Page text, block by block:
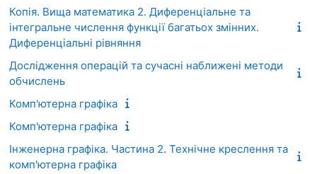
Копія. Вища математика 2. Диференціальне та
інтегральне числення функції багатьох змінних.
Диференціальні рівняння
Дослідження операцій та сучасні наближені методи
обчислень
Комп'ютерна графіка
Комп'ютерна графіка
Інженерна графіка. Частина 2. Технічне креслення та
комп'ютерна графіка